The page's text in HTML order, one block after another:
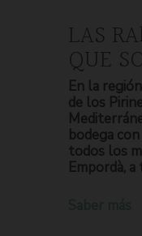
LAS
QUE
En la
de los
bodega
todos los
Empordà,